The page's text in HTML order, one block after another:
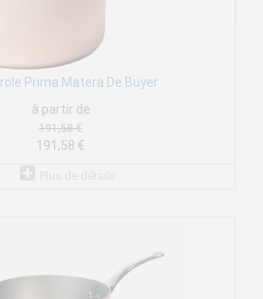
Prima Matera De Buyer
à partir de
191,58 €
191,58 €